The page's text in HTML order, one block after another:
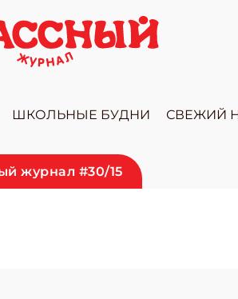
ШКОЛЬНЫЕ БУДНИ СВЕЖИЙ
журнал #30/15